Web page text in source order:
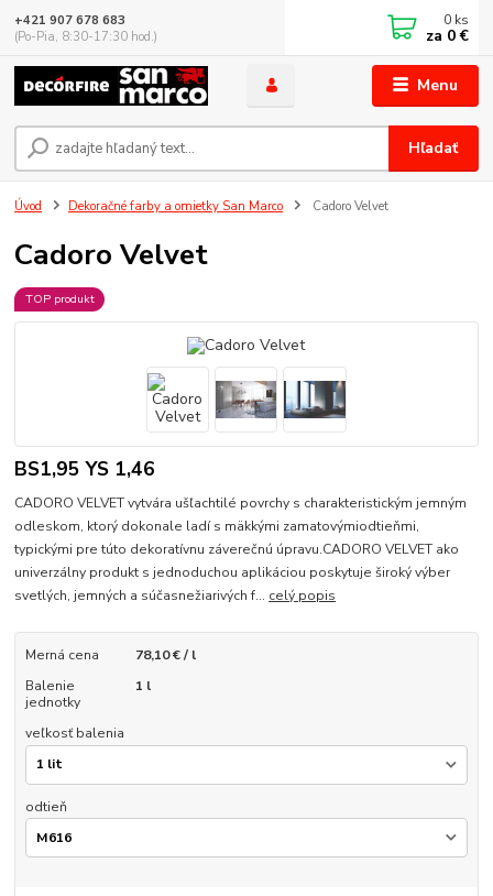
Menu
Hľadať
+421 907 678 683
(Po-Pia, 8:30-17:30 hod.)
0 ks
za 0 €
Úvod Dekoračné farby a omietky San Marco Cadoro Velvet
Cadoro Velvet
TOP produkt
BS1,95 YS 1,46
CADORO VELVET vytvára ušľachtilé povrchy s charakteristickým jemným
odleskom, ktorý dokonale ladí s mäkkými zamatovýmiodtieňmi,
typickými pre túto dekoratívnu záverečnú úpravu.CADORO VELVET ako
univerzálny produkt s jednoduchou aplikáciou poskytuje široký výber
svetlých, jemných a súčasnežiarivých f... celý popis
Merná cena
78,10 € / l
Balenie
jednotky
1 l
veľkosť balenia
odtieň